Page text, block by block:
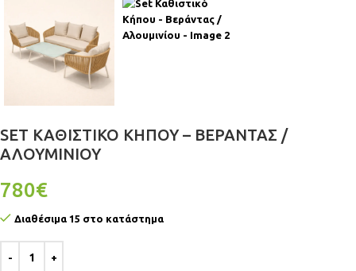
SET ΚΑΘΙΣΤΙΚΌ ΚΉΠΟΥ – ΒΕΡΆΝΤΑΣ /
ΑΛΟΥΜΙΝΊΟΥ
780€
Διαθέσιμα 15 στο κατάστημα